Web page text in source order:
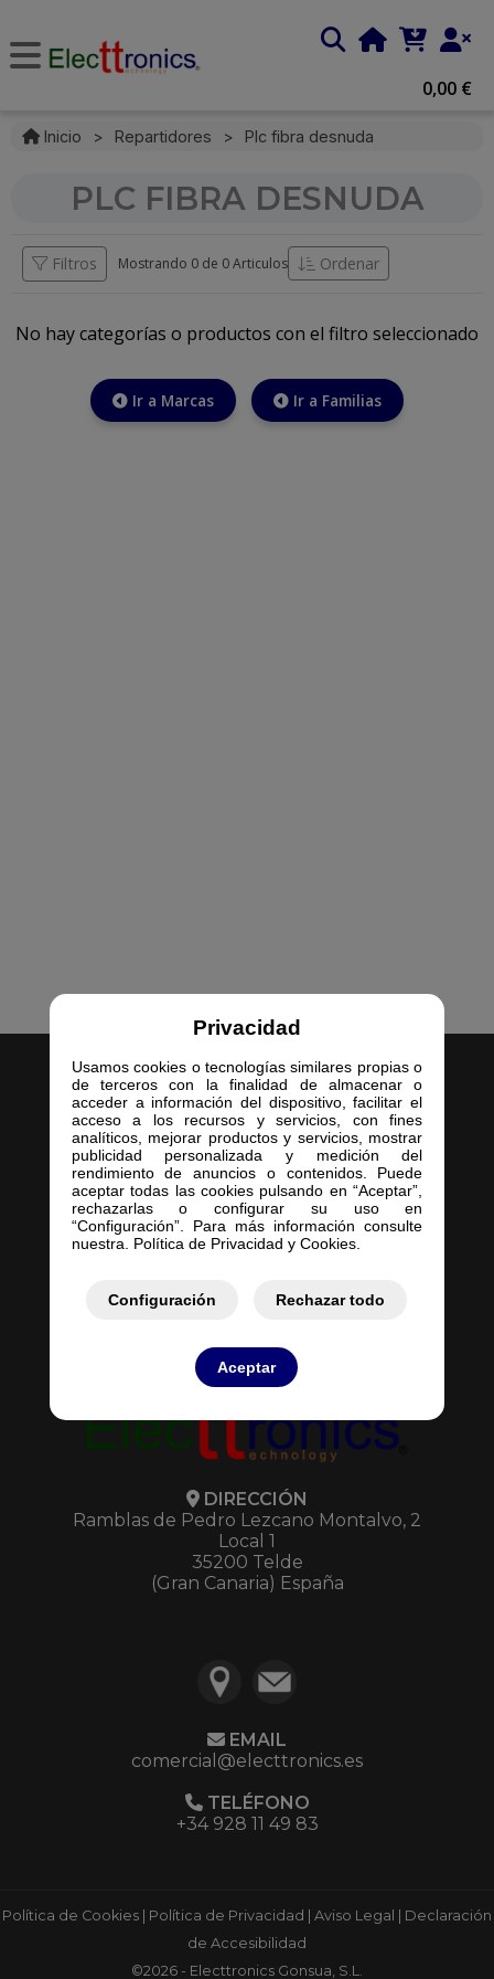
Privacidad
Usamos cookies o tecnologías similares propias o
de terceros con la finalidad de almacenar o
acceder a información del dispositivo, facilitar el
acceso a los recursos y servicios, con fines
analíticos, mejorar productos y servicios, mostrar
publicidad personalizada y medición del
rendimiento de anuncios o contenidos. Puede
aceptar todas las cookies pulsando en “Aceptar”,
rechazarlas o configurar su uso en
“Configuración”. Para más información consulte
nuestra. Política de Privacidad y Cookies.
Configuración Rechazar todo
Aceptar
0,00 €
Inicio > Repartidores > Plc fibra desnuda
PLC FIBRA DESNUDA
Filtros Mostrando 0 de 0 Articulos Ordenar
No hay categorías o productos con el filtro seleccionado
Ir a Marcas Ir a Familias
Inicio
Empresa
Servicios
Contacto
Mis Presupuestos
DIRECCIÓN
Ramblas de Pedro Lezcano Montalvo, 2
Local 1
35200 Telde
(Gran Canaria) España
EMAIL
comercial@electtronics.es
TELÉFONO
+34 928 11 49 83
Política de Cookies Política de Privacidad Aviso Legal
Declaración
de Accesibilidad
©2026 - Electtronics Gonsua, S.L.